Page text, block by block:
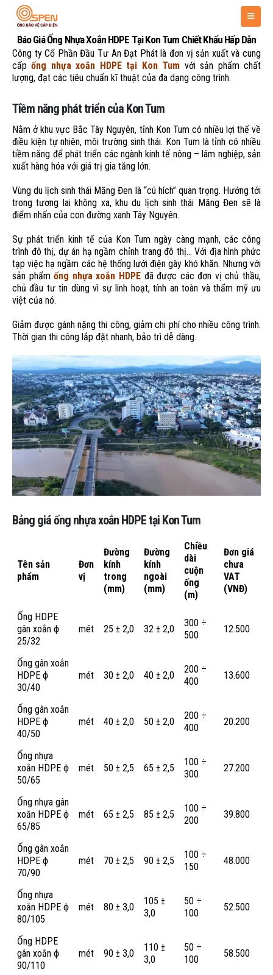
Báo Giá Ống Nhựa Xoắn HDPE Tại Kon Tum Chiết Khấu Hấp Dẫn
Công ty Cổ Phần Đầu Tư An Đạt Phát là đơn vị sản xuất và cung
cấpống nhựa xoắn HDPE tại Kon Tum với sản phẩm chất
lượng, đạt các tiêu chuẩn kĩ thuật của đa dạng công trình.
Tiềm năng phát triển của Kon Tum
Nằm ở khu vực Bắc Tây Nguyên, tỉnh Kon Tum có nhiều lợi thế về
điều kiện tự nhiên, môi trường sinh thái. Kon Tum là tỉnh có nhiều
tiềm năng để phát triển các ngành kinh tế nông – lâm nghiệp, sản
xuất hàng hóa với giá trị gia tăng lớn.
Vùng du lịch sinh thái Măng Đen là “cú hích” quan trọng. Hướng tới
trong tương lai không xa, khu du lịch sinh thái Măng Đen sẽ là
điểm nhấn của con đường xanh Tây Nguyên.
Sự phát triển kinh tế của Kon Tum ngày càng mạnh, các công
trình đô thị, dự án hạ ngầm chỉnh trang đô thị… Với địa hình phức
tạp việc hạ ngầm các hệ thống lưới điện gây khó khăn. Nhưng với
sản phẩmống nhựa xoắn HDPEđã được các đơn vị chủ thầu,
chủ đầu tư tin dùng vì sự linh hoạt, tính an toàn và thẩm mỹ ưu
việt của nó.
Giảm được gánh nặng thi công, giảm chi phí cho nhiều công trình.
Thời gian thi công lắp đặt nhanh, bảo trì dễ dàng.
Bảng giá ống nhựa xoắn HDPE tại Kon Tum
Tên sản
phẩm
Đơn
vị
Đường
kính
trong
(mm)
Đường
kính
ngoài
(mm)
Chiều
dài
cuộn
ống
(m)
Đơn giá
chưa
VAT
(VNĐ)
Ống HDPE
gân xoắn ϕ
25/32
mét 25 ± 2,0 32 ± 2,0
300 ÷
500
12.500
Ống gân xoắn
HDPE ϕ
30/40
mét 30 ± 2,0 40 ± 2,0
200 ÷
400
13.600
Ống gân xoắn
HDPE ϕ
40/50
mét 40 ± 2,0 50 ± 2,0
200 ÷
400
20.200
Ống nhựa
xoắn HDPE ϕ
50/65
mét 50 ± 2,5 65 ± 2,5
100 ÷
300
27.200
Ống nhựa gân
xoắn HDPE ϕ
65/85
mét 65 ± 2,5 85 ± 2,5
100 ÷
200
39.800
Ống gân xoắn
HDPE ϕ
70/90
mét 70 ± 2,5 90 ± 2,5
100 ÷
150
48.000
Ống nhựa
xoắn HDPE ϕ
80/105
mét 80 ± 3,0
105 ±
3,0
50 ÷
100
52.500
Ống HDPE
gân xoắn ϕ
90/110
mét 90 ± 3,0
110 ±
3,0
50 ÷
100
58.500